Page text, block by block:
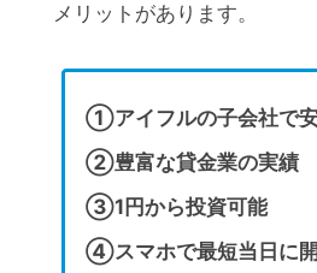
メリットがあります。
①アイフルの子会社で
②豊富な貸金業の実績
③1円から投資可能
④スマホで最短当日に